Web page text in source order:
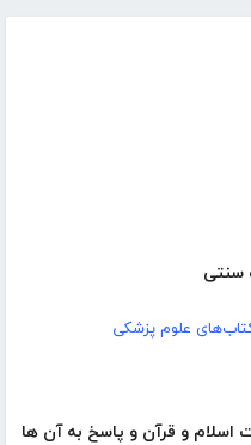
سنتی
علوم پزشکی
اسلام و قرآن و پاسخ به آن ها